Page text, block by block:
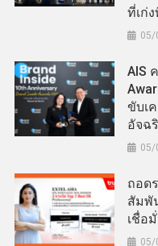
ที่เก่
05/
AIS
ขับเ
อัจฉ
05/
ถอด
สัมพั
เชื่อ
05/